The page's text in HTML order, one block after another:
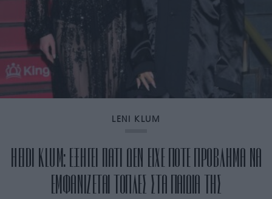
LENI KLUM
HEIDI KLUM: ΕΞΗΓΕΙ ΓΙΑΤΙ ΔΕΝ ΕΙΧΕ ΠΟΤΕ ΠΡΟΒΛΗΜΑ ΝΑ
ΕΜΦΑΝΙΖΕΤΑΙ ΤΟΠΛΕΣ ΣΤΑ ΠΑΙΔΙΑ ΤΗΣ